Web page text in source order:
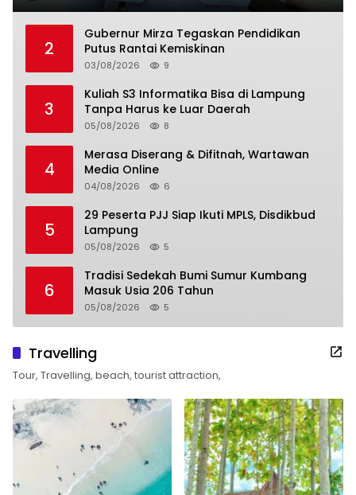
2
Gubernur Mirza Tegaskan Pendidikan
Putus Rantai Kemiskinan
03/08/2026 9
3
Kuliah S3 Informatika Bisa di Lampung
Tanpa Harus ke Luar Daerah
05/08/2026 8
4
Merasa Diserang & Difitnah, Wartawan
Media Online
04/08/2026 6
5
29 Peserta PJJ Siap Ikuti MPLS, Disdikbud
Lampung
05/08/2026 5
6
Tradisi Sedekah Bumi Sumur Kumbang
Masuk Usia 206 Tahun
05/08/2026 5
Travelling
Tour, Travelling, beach, tourist attraction,